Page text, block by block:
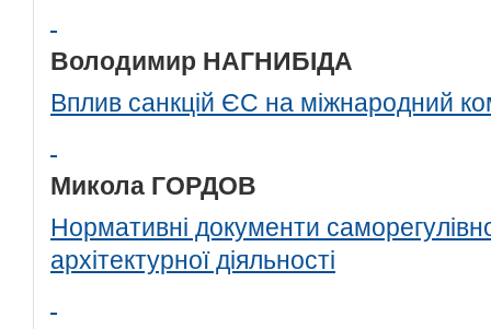
Володимир НАГНИБІДА
Вплив санкцій ЄС на міжнародний
Микола ГОРДОВ
Нормативні документи
архітектурної діяльності